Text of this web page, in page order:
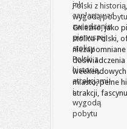
Polski z
wygodą pobytu
Gniezno, jako
stolica Polski,
niezapomniane
doświadczenia
miasto, pełne
atrakcji,